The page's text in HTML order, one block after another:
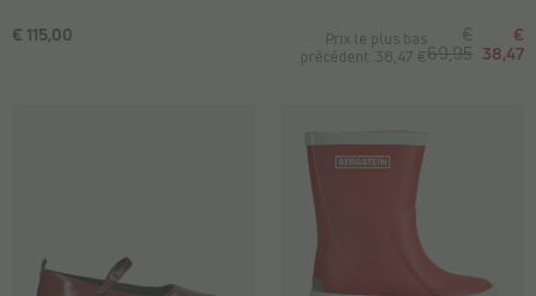
€ 115,00
Prix le plus bas
précédent: 38,47 €
€
69,95
€
38,47